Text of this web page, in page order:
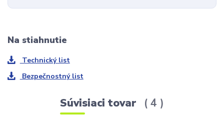
Na stiahnutie
Technický list
Bezpečnostný list
Súvisiaci tovar 4